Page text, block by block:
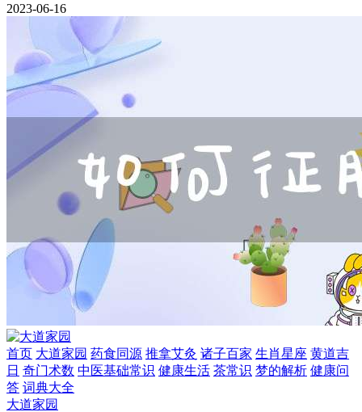
2023-06-16
首页 大道家园 药食同源 推拿艾灸 诸子百家 生肖星座 黄道吉
日 奇门术数 中医基础常识 健康生活 茶常识 梦的解析 健康问
答 词典大全
大道家园